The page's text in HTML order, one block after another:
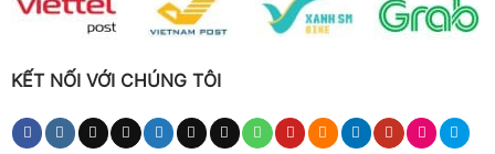
KẾT NỐI VỚI CHÚNG TÔI